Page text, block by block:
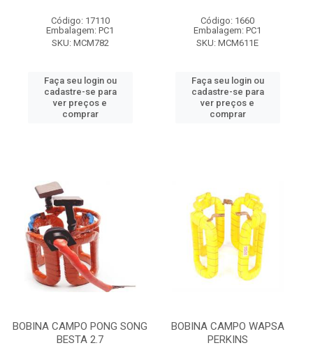
Código: 17110
Embalagem: PC1
SKU: MCM782
Faça seu login ou
cadastre-se para
ver preços e
comprar
Código: 1660
Embalagem: PC1
SKU: MCM611E
Faça seu login ou
cadastre-se para
ver preços e
comprar
BOBINA CAMPO PONG SONG
BESTA 2.7
BOBINA CAMPO WAPSA
PERKINS